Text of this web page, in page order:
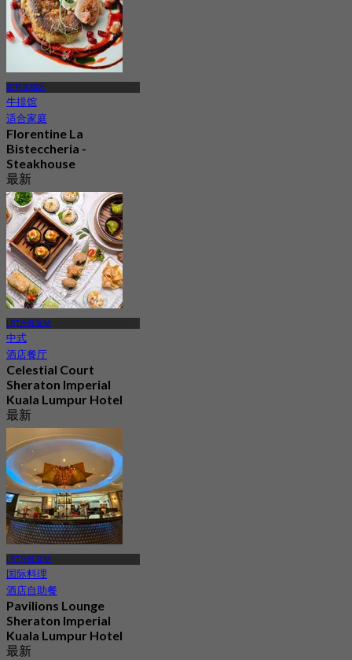
联邦直辖区
牛排馆
适合家庭
Florentine La
Bisteccheria -
Steakhouse
最新
4.5
起RM 132.25
LRT丹旺宜站
中式
酒店餐厅
Celestial Court
Sheraton Imperial
Kuala Lumpur Hotel
最新
4.3
起RM 94
LRT丹旺宜站
国际料理
酒店自助餐
Pavilions Lounge
Sheraton Imperial
Kuala Lumpur Hotel
最新